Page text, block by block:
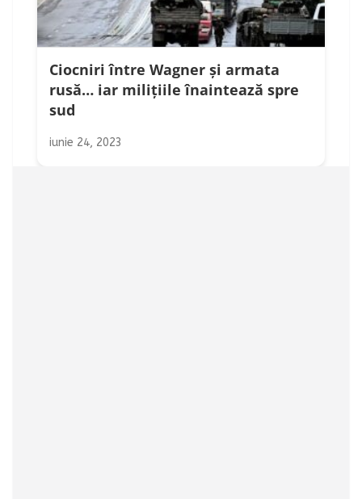
Ciocniri între Wagner și armata
rusă… iar milițiile înaintează spre
sud
iunie 24, 2023